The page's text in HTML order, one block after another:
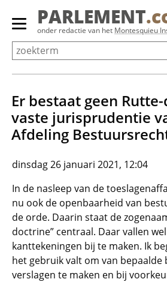
Overslaan
Primair
menu
tonen/verbergen
PARLEMENT
onder redactie van het Montesquieu
Er bestaat geen
vaste jurisprudentie
Afdeling
dinsdag 26 januari 2021, 12:04
In de nasleep van de
nu ook de openbaarheid van
de orde. Daarin staat de
doctrine” centraal. Daar vallen
kanttekeningen bij te maken. Ik
het gebruik valt om van bepaalde
verslagen te maken en bij